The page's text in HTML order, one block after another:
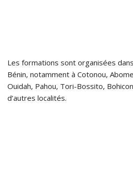
Les formations sont organisées
Bénin, notamment à Cotonou,
Ouidah, Pahou, Tori-Bossito,
d’autres localités.